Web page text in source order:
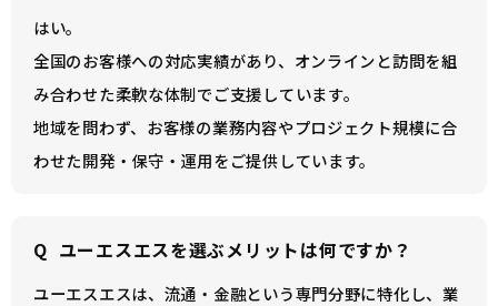
はい。
全国のお客様への対応実績があり、オンラインと訪問を組
み合わせた柔軟な体制でご支援しています。
地域を問わず、お客様の業務内容やプロジェクト規模に合
わせた開発・保守・運用をご提供しています。
Q ユーエスエスを選ぶメリットは何ですか？
ユーエスエスは、流通・金融という専門分野に特化し、業